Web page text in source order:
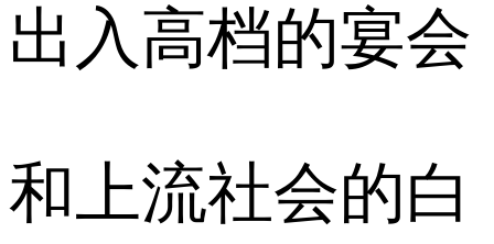
出入高档的宴会
和上流社会的白